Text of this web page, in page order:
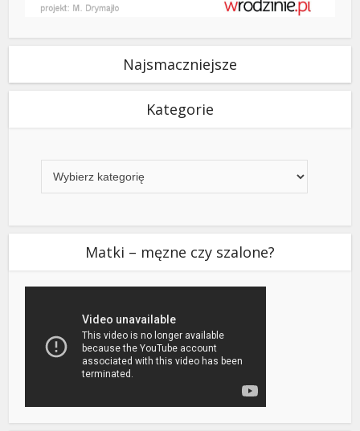
Najsmaczniejsze
Kategorie
Matki – męzne czy szalone?